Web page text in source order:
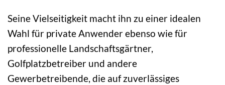
Seine Vielseitigkeit macht ihn zu einer idealen
Wahl für private Anwender ebenso wie für
professionelle Landschaftsgärtner,
Golfplatzbetreiber und andere
Gewerbetreibende, die auf zuverlässiges